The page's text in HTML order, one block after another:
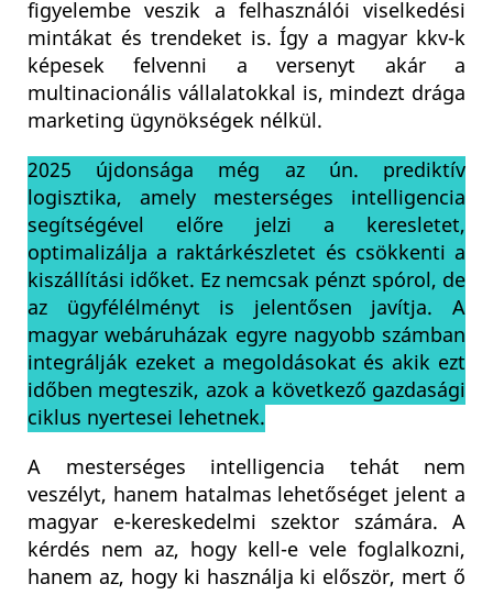
figyelembe veszik a felhasználói viselkedési
mintákat és trendeket is. Így a magyar kkv-k
képesek felvenni a versenyt akár a
multinacionális vállalatokkal is, mindezt drága
marketing ügynökségek nélkül.
2025 újdonsága még az ún. prediktív
logisztika, amely mesterséges intelligencia
segítségével előre jelzi a keresletet,
optimalizálja a raktárkészletet és csökkenti a
kiszállítási időket. Ez nemcsak pénzt spórol, de
az ügyfélélményt is jelentősen javítja. A
magyar webáruházak egyre nagyobb számban
integrálják ezeket a megoldásokat és akik ezt
időben megteszik, azok a következő gazdasági
ciklus nyertesei lehetnek.
A mesterséges intelligencia tehát nem
veszélyt, hanem hatalmas lehetőséget jelent a
magyar e-kereskedelmi szektor számára. A
kérdés nem az, hogy kell-e vele foglalkozni,
hanem az, hogy ki használja ki először, mert ő